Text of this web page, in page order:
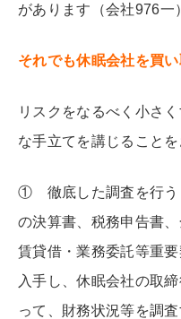
があります（会社976一
それでも休眠会社を買
リスクをなるべく小さ
な手立てを講じることを
① 徹底した調査を行う
の決算書、税務申告書
賃貸借・業務委託等重
入手し、休眠会社の取
って、財務状況等を調